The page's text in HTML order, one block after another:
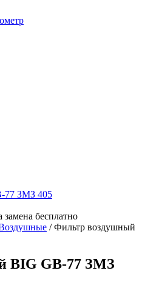
бесплатно
/Фильтр воздушный
BIG GB-77 ЗМЗ